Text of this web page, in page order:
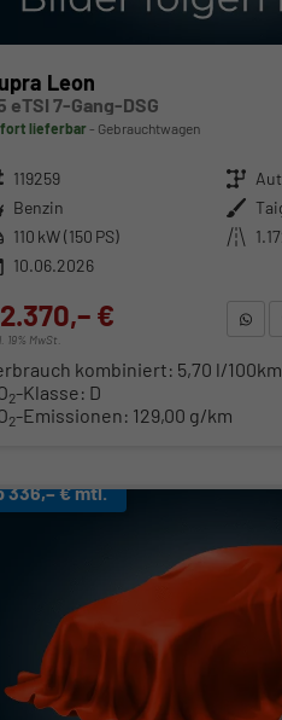
Leon
eTSI 7-Gang-DSG
lieferbar Gebrauchtwagen
119259 Getriebe
Benzin Außenfarbe
110 kW (150 PS) Kilometerstand
10.06.2026
€
19% MwSt.
kombiniert: 5,70 l/100km
2-Klasse: D
2-Emissionen: 129,00 g/km
336,– € mtl.